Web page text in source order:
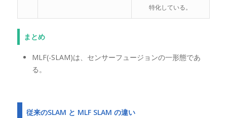
特化している。
まとめ
MLF(-SLAM)は、センサーフュージョンの一形態であ
る。
従来のSLAM と MLF SLAM の違い